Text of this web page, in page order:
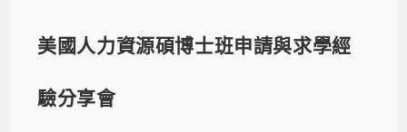
美國人力資源碩博士班申請與求學經
驗分享會